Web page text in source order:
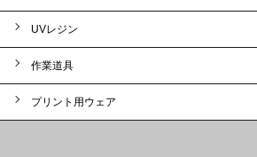
UVレジン
作業道具
プリント用ウェア